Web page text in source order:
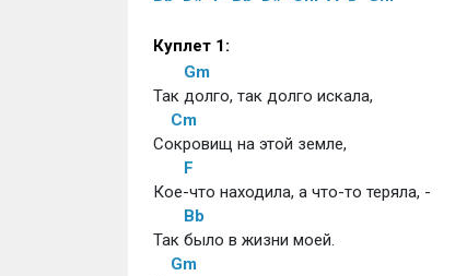
Куплет 1:
Gm
Так долго, так долго искала,
Cm
Сокровищ на этой земле,
F
Кое-что находила, а что-то теряла, -
Bb
Так было в жизни моей.
Gm